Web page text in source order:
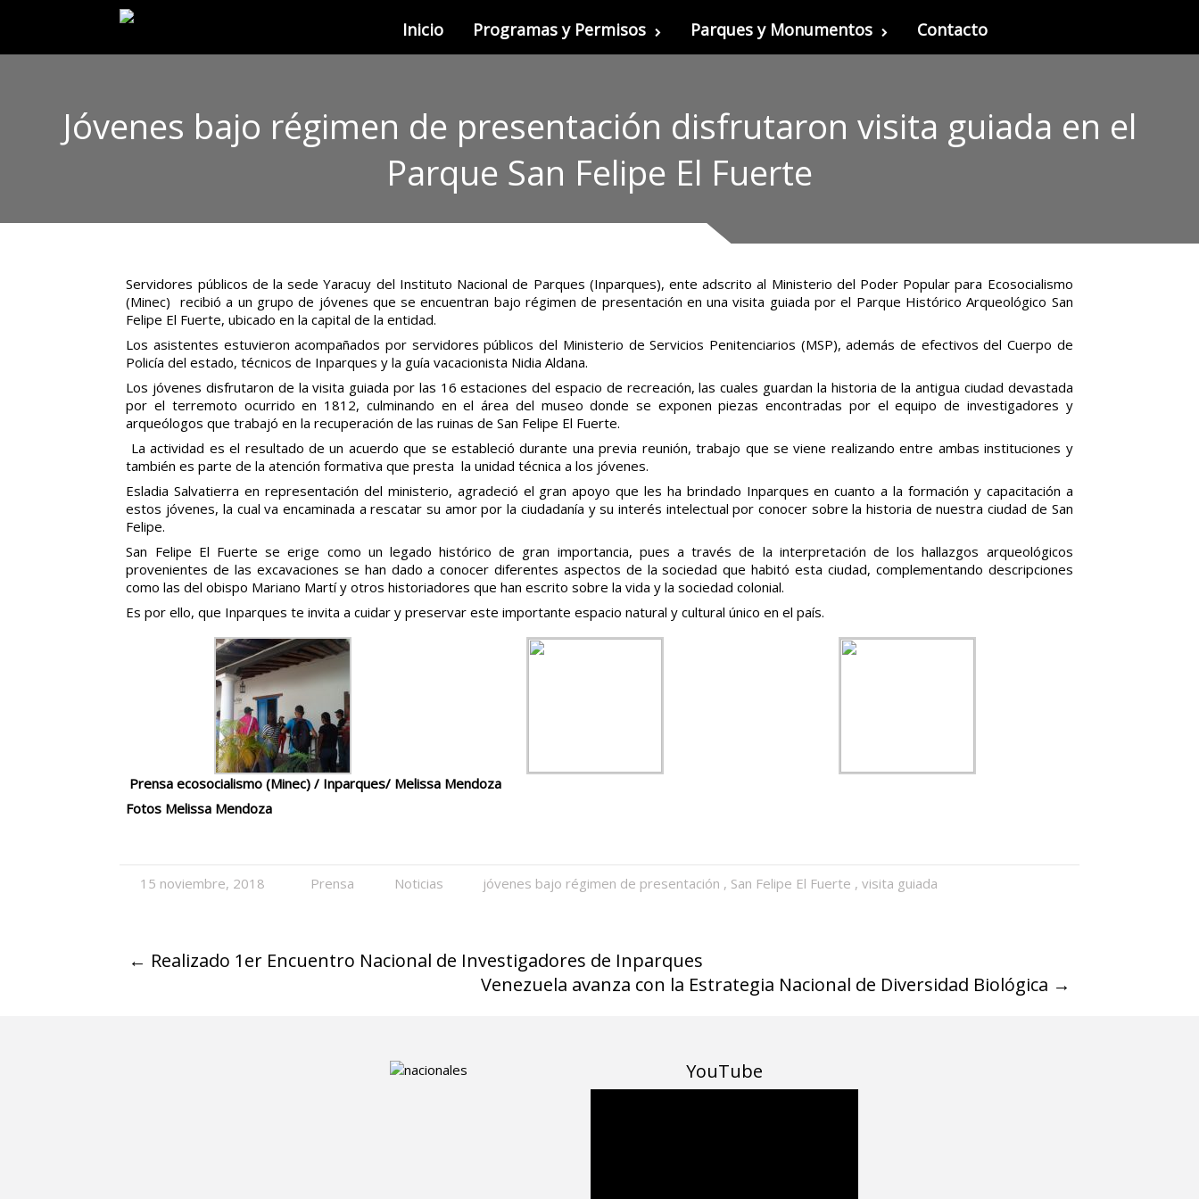
Inicio Programas y Permisos Parques y Monumentos Contacto
Jóvenes bajo régimen de presentación disfrutaron visita guiada en el
Parque San Felipe El Fuerte
Servidores públicos de la sede Yaracuy del Instituto Nacional de Parques (Inparques), ente adscrito al Ministerio del Poder Popular para Ecosocialismo
(Minec) recibió a un grupo de jóvenes que se encuentran bajo régimen de presentación en una visita guiada por el Parque Histórico Arqueológico San
Felipe El Fuerte, ubicado en la capital de la entidad.
Los asistentes estuvieron acompañados por servidores públicos del Ministerio de Servicios Penitenciarios (MSP), además de efectivos del Cuerpo de
Policía del estado, técnicos de Inparques y la guía vacacionista Nidia Aldana.
Los jóvenes disfrutaron de la visita guiada por las 16 estaciones del espacio de recreación, las cuales guardan la historia de la antigua ciudad devastada
por el terremoto ocurrido en 1812, culminando en el área del museo donde se exponen piezas encontradas por el equipo de investigadores y
arqueólogos que trabajó en la recuperación de las ruinas de San Felipe El Fuerte.
La actividad es el resultado de un acuerdo que se estableció durante una previa reunión, trabajo que se viene realizando entre ambas instituciones y
también es parte de la atención formativa que presta la unidad técnica a los jóvenes.
Esladia Salvatierra en representación del ministerio, agradeció el gran apoyo que les ha brindado Inparques en cuanto a la formación y capacitación a
estos jóvenes, la cual va encaminada a rescatar su amor por la ciudadanía y su interés intelectual por conocer sobre la historia de nuestra ciudad de San
Felipe.
San Felipe El Fuerte se erige como un legado histórico de gran importancia, pues a través de la interpretación de los hallazgos arqueológicos
provenientes de las excavaciones se han dado a conocer diferentes aspectos de la sociedad que habitó esta ciudad, complementando descripciones
como las del obispo Mariano Martí y otros historiadores que han escrito sobre la vida y la sociedad colonial.
Es por ello, que Inparques te invita a cuidar y preservar este importante espacio natural y cultural único en el país.
Prensa ecosocialismo (Minec) / Inparques/ Melissa Mendoza
Fotos Melissa Mendoza
15 noviembre, 2018 Prensa Noticias jóvenes bajo régimen de presentación , San Felipe El Fuerte ,visita guiada
← Realizado 1er Encuentro Nacional de Investigadores de Inparques
Venezuela avanza con la Estrategia Nacional de Diversidad Biológica →
YouTube